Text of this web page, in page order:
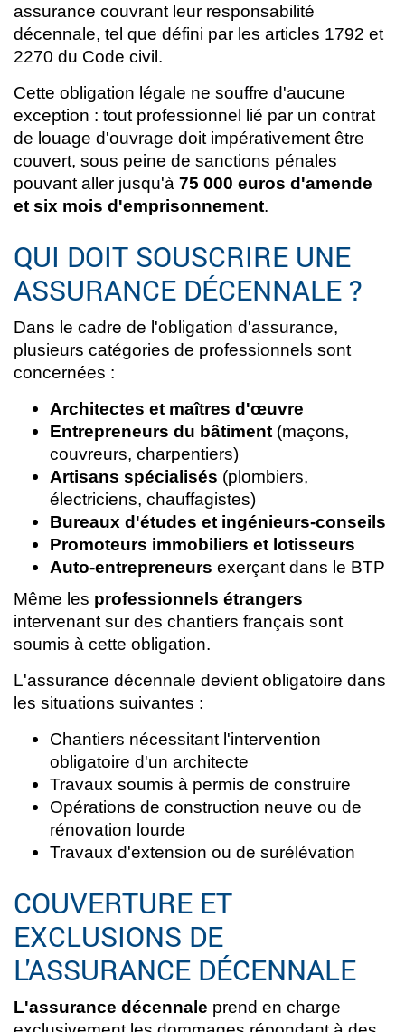
assurance couvrant leur responsabilité
décennale, tel que défini par les articles 1792 et
2270 du Code civil.
Cette obligation légale ne souffre d'aucune
exception : tout professionnel lié par un contrat
de louage d'ouvrage doit impérativement être
couvert, sous peine de sanctions pénales
pouvant aller jusqu'à 75 000 euros d'amende
et six mois d'emprisonnement.
QUI DOIT SOUSCRIRE UNE
ASSURANCE DÉCENNALE ?
Dans le cadre de l'obligation d'assurance,
plusieurs catégories de professionnels sont
concernées :
Architectes et maîtres d'œuvre
Entrepreneurs du bâtiment (maçons,
couvreurs, charpentiers)
Artisans spécialisés (plombiers,
électriciens, chauffagistes)
Bureaux d'études et ingénieurs-conseils
Promoteurs immobiliers et lotisseurs
Auto-entrepreneurs exerçant dans le BTP
Même les professionnels étrangers
intervenant sur des chantiers français sont
soumis à cette obligation.
L'assurance décennale devient obligatoire dans
les situations suivantes :
Chantiers nécessitant l'intervention
obligatoire d'un architecte
Travaux soumis à permis de construire
Opérations de construction neuve ou de
rénovation lourde
Travaux d'extension ou de surélévation
COUVERTURE ET
EXCLUSIONS DE
L'ASSURANCE DÉCENNALE
L'assurance décennale prend en charge